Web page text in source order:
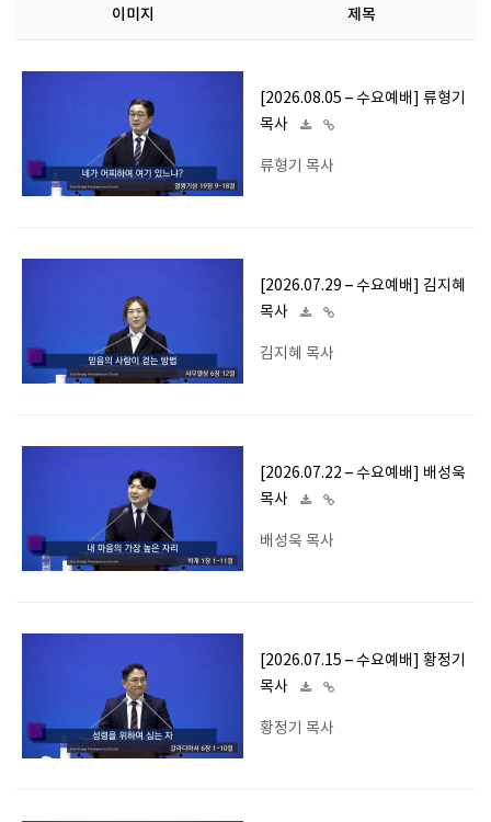
이미지 제목
[2026.08.05 – 수요예배] 류형기
목사
류형기 목사
[2026.07.29 – 수요예배] 김지혜
목사
김지혜 목사
[2026.07.22 – 수요예배] 배성욱
목사
배성욱 목사
[2026.07.15 – 수요예배] 황정기
목사
황정기 목사